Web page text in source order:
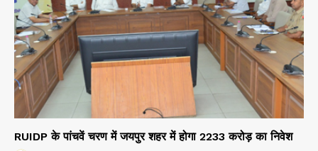
RUIDP के पांचवें चरण में जयपुर शहर में होगा 2233 करोड़ का निवेश